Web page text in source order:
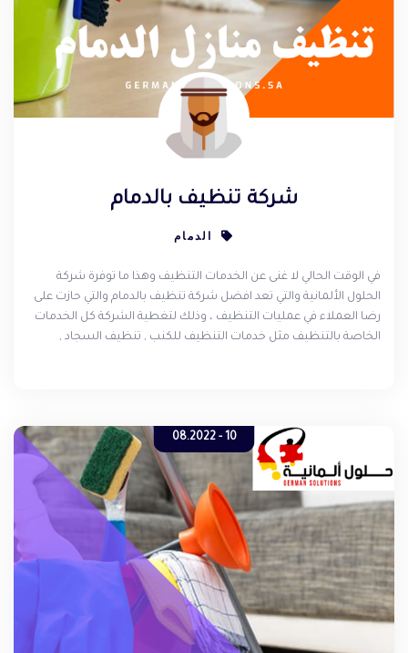
شركة تنظيف بالدمام
الدمام
في الوقت الحالي لا غنى عن الخدمات التنظيف وهذا ما توفرة شركة
الحلول الألمانية والتي تعد افضل شركة تنظيف بالدمام والتي حازت على
رضا العملاء في عمليات التنظيف ، وذلك لتغطية الشركة كل الخدمات
الخاصة بالتنظيف مثل خدمات التنظيف للكنب , تنظيف السجاد ,
10 - 08.2022